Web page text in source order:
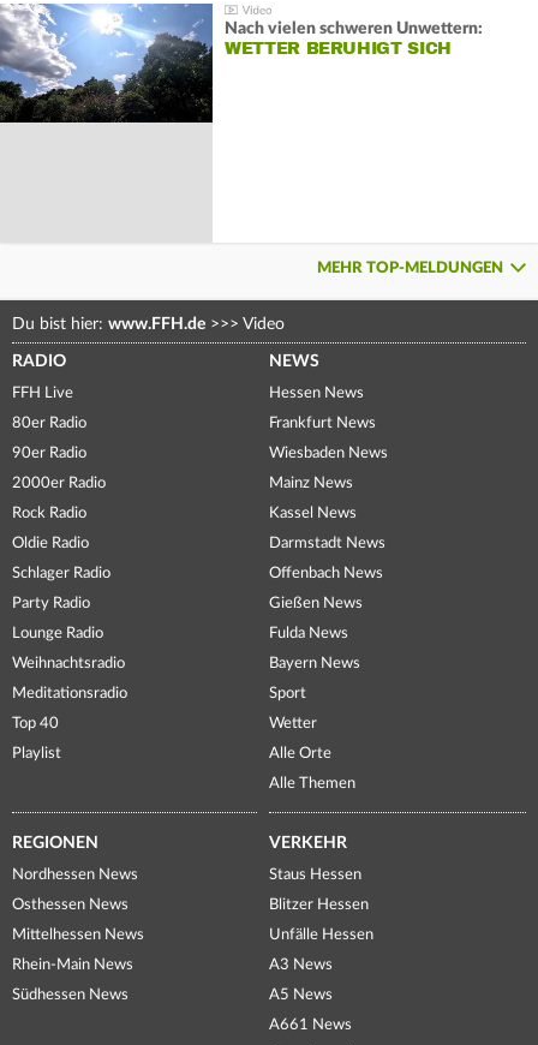
Nach vielen schweren Unwettern:
WETTER BERUHIGT SICH
MEHR TOP-MELDUNGEN
Du bist hier: www.FFH.de >>> Video
RADIO
FFH Live
80er Radio
90er Radio
2000er Radio
Rock Radio
Oldie Radio
Schlager Radio
Party Radio
Lounge Radio
Weihnachtsradio
Meditationsradio
Top 40
Playlist
NEWS
Hessen News
Frankfurt News
Wiesbaden News
Mainz News
Kassel News
Darmstadt News
Offenbach News
Gießen News
Fulda News
Bayern News
Sport
Wetter
Alle Orte
Alle Themen
REGIONEN
Nordhessen News
Osthessen News
Mittelhessen News
Rhein-Main News
Südhessen News
VERKEHR
Staus Hessen
Blitzer Hessen
Unfälle Hessen
A3 News
A5 News
A661 News